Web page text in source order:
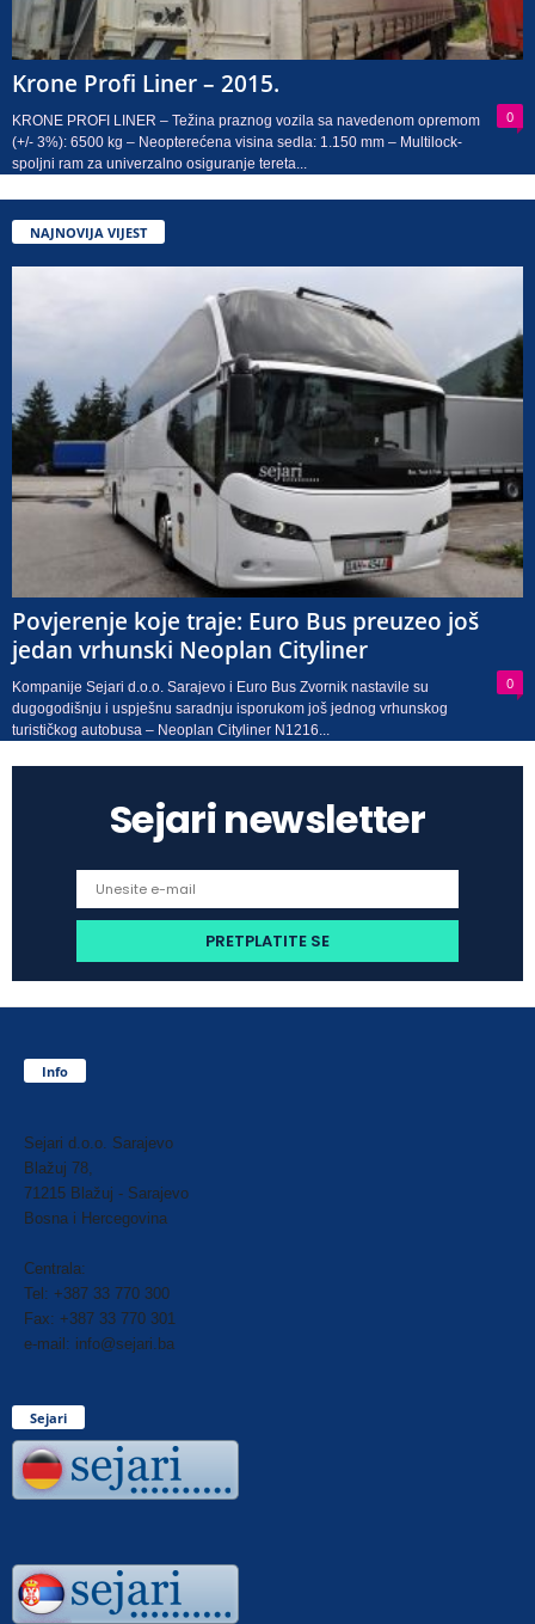
Krone Profi Liner – 2015.
0
KRONE PROFI LINER – Težina praznog vozila sa navedenom opremom
(+/- 3%): 6500 kg – Neopterećena visina sedla: 1.150 mm – Multilock-
spoljni ram za univerzalno osiguranje tereta...
NAJNOVIJA VIJEST
Povjerenje koje traje: Euro Bus preuzeo još
jedan vrhunski Neoplan Cityliner
0
Kompanije Sejari d.o.o. Sarajevo i Euro Bus Zvornik nastavile su
dugogodišnju i uspješnu saradnju isporukom još jednog vrhunskog
turističkog autobusa – Neoplan Cityliner N1216...
Sejari newsletter
Info
Sejari d.o.o. Sarajevo
Blažuj 78,
71215 Blažuj - Sarajevo
Bosna i Hercegovina
Centrala:
Tel: +387 33 770 300
Fax: +387 33 770 301
e-mail: info@sejari.ba
Sejari